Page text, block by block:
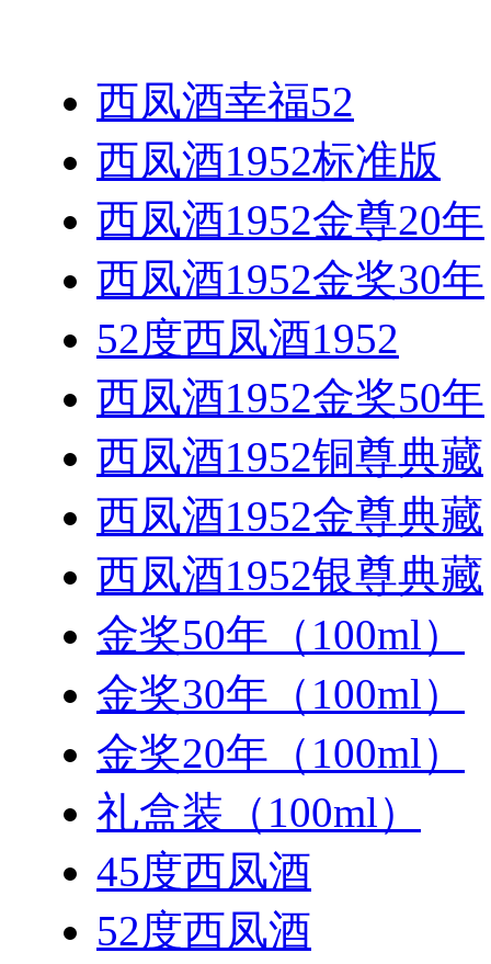
西凤酒幸福52
西凤酒1952标准版
西凤酒1952金尊20年
西凤酒1952金奖30年
52度西凤酒1952
西凤酒1952金奖50年
西凤酒1952铜尊典藏
西凤酒1952金尊典藏
西凤酒1952银尊典藏
金奖50年（100ml）
金奖30年（100ml）
金奖20年（100ml）
礼盒装（100ml）
45度西凤酒
52度西凤酒